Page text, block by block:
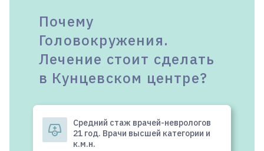
Почему
Головокружения.
Лечение стоит сделать
в Кунцевском центре?
Средний стаж врачей-неврологов
21 год. Врачи высшей категории и
к.м.н.